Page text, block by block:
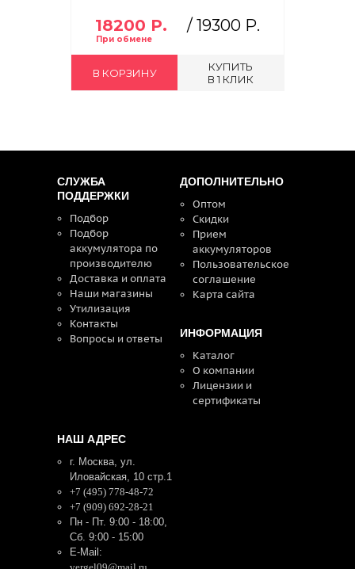
18200 Р. / 19300 Р.
В КОРЗИНУ
КУПИТЬ
В 1 КЛИК
СЛУЖБА
ПОДДЕРЖКИ
Подбор
Подбор
аккумулятора по
производителю
Доставка и оплата
Наши магазины
Утилизация
Контакты
Вопросы и ответы
ДОПОЛНИТЕЛЬНО
Оптом
Скидки
Прием
аккумуляторов
Пользовательское
соглашение
Карта сайта
ИНФОРМАЦИЯ
Каталог
О компании
Лицензии и
сертификаты
НАШ АДРЕС
г. Москва, ул.
Иловайская, 10 стр.1
+7 (495) 778-48-72
+7 (909) 692-28-21
Пн - Пт. 9:00 - 18:00,
Сб. 9:00 - 15:00
E-Mail: